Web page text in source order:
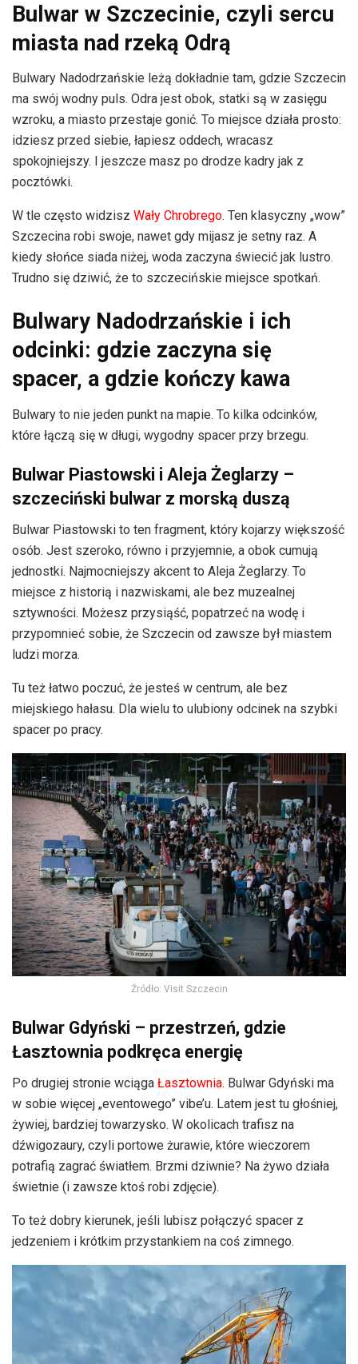
Bulwar w Szczecinie, czyli sercu
miasta nad rzeką Odrą
Bulwary Nadodrzańskie leżą dokładnie tam, gdzie Szczecin
ma swój wodny puls. Odra jest obok, statki są w zasięgu
wzroku, a miasto przestaje gonić. To miejsce działa prosto:
idziesz przed siebie, łapiesz oddech, wracasz
spokojniejszy. I jeszcze masz po drodze kadry jak z
pocztówki.
W tle często widzisz Wały Chrobrego. Ten klasyczny „wow”
Szczecina robi swoje, nawet gdy mijasz je setny raz. A
kiedy słońce siada niżej, woda zaczyna świecić jak lustro.
Trudno się dziwić, że to szczecińskie miejsce spotkań.
Bulwary Nadodrzańskie i ich
odcinki: gdzie zaczyna się
spacer, a gdzie kończy kawa
Bulwary to nie jeden punkt na mapie. To kilka odcinków,
które łączą się w długi, wygodny spacer przy brzegu.
Bulwar Piastowski i Aleja Żeglarzy –
szczeciński bulwar z morską duszą
Bulwar Piastowski to ten fragment, który kojarzy większość
osób. Jest szeroko, równo i przyjemnie, a obok cumują
jednostki. Najmocniejszy akcent to Aleja Żeglarzy. To
miejsce z historią i nazwiskami, ale bez muzealnej
sztywności. Możesz przysiąść, popatrzeć na wodę i
przypomnieć sobie, że Szczecin od zawsze był miastem
ludzi morza.
Tu też łatwo poczuć, że jesteś w centrum, ale bez
miejskiego hałasu. Dla wielu to ulubiony odcinek na szybki
spacer po pracy.
Źródło: Visit Szczecin
Bulwar Gdyński – przestrzeń, gdzie
Łasztownia podkręca energię
Po drugiej stronie wciąga Łasztownia. Bulwar Gdyński ma
w sobie więcej „eventowego” vibe’u. Latem jest tu głośniej,
żywiej, bardziej towarzysko. W okolicach trafisz na
dźwigozaury, czyli portowe żurawie, które wieczorem
potrafią zagrać światłem. Brzmi dziwnie? Na żywo działa
świetnie (i zawsze ktoś robi zdjęcie).
To też dobry kierunek, jeśli lubisz połączyć spacer z
jedzeniem i krótkim przystankiem na coś zimnego.